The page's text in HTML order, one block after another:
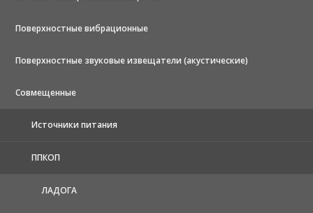
Поверхностные вибрационные
Поверхностные звуковые извещатели (акустические)
Совмещенные
Источники питания
ППКОП
ЛАДОГА